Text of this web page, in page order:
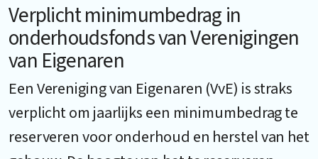
Verplicht minimumbedrag in
onderhoudsfonds van Verenigingen
van Eigenaren
Een Vereniging van Eigenaren (VvE) is straks
verplicht om jaarlijks een minimumbedrag te
reserveren voor onderhoud en herstel van het